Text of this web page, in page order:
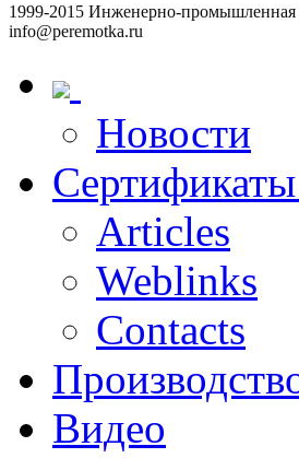
1999-2015 Инженерно-
info@peremotka.ru
Новости
Articles
Weblinks
Contacts
Видео